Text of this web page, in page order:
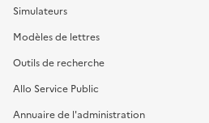
Simulateurs
Modèles de lettres
Outils de recherche
Allo Service Public
Annuaire de l'administration